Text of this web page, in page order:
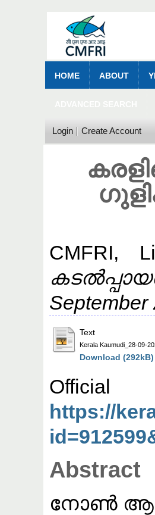
HOME ABOUT
Login Create Account
CMFRI,
September
Text
Kerala Kaumudi_28-09-
Download (292kB)
https://
Abstract
നോൺ